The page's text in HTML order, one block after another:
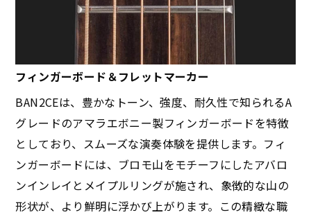
​フィンガーボード＆フレットマーカー
BAN2CEは、豊かなトーン、強度、耐久性で知られるA
グレードのアマラエボニー製フィンガーボードを特徴
としており、スムーズな演奏体験を提供します。フィ
ンガーボードには、ブロモ山をモチーフにしたアバロ
ンインレイとメイプルリングが施され、象徴的な山の
形状が、より鮮明に浮かび上がります。この精緻な職